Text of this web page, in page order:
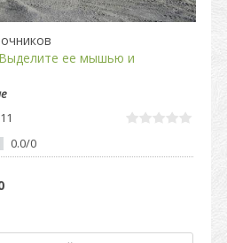
ее мышью и
0.0/0